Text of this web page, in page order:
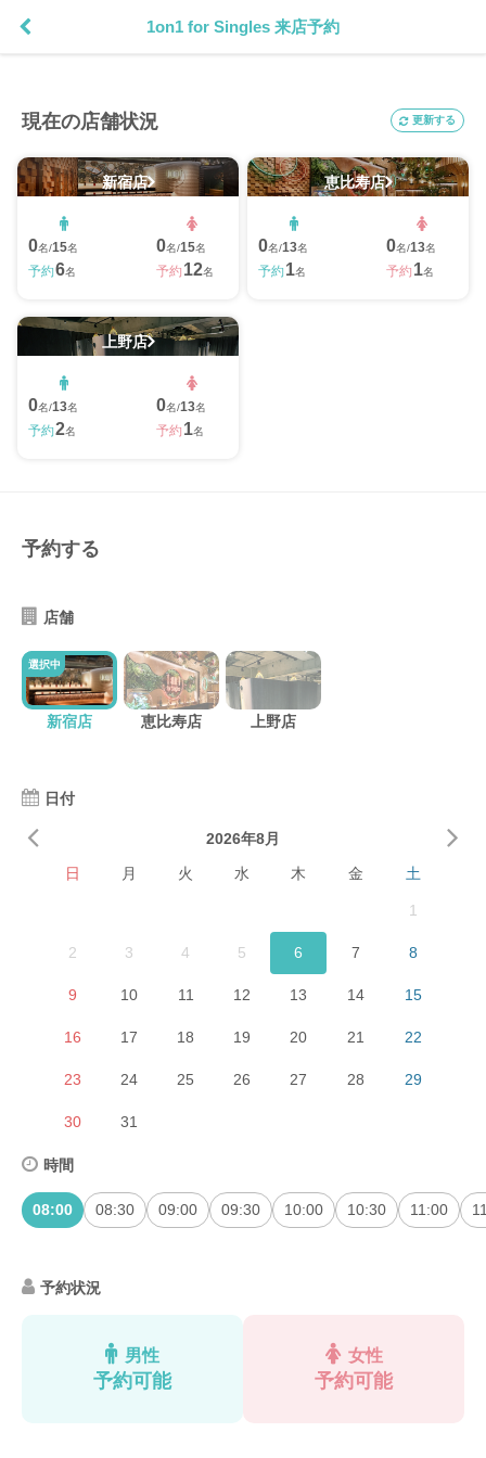
1on1 for Singles 来店予約
現在の店舗状況 更新する
新宿店
0名/15名
予約6名
0名/15名
予約 12名
恵比寿店
0名/13名
予約1名
0名/13名
予約 1名
上野店
0名/13名
予約2名
0名/13名
予約 1名
予約する
店舗
新宿店
選択中
恵比寿店 上野店
日付
2026年8月
日
月 火 水 木 金 土
1
2 3 4 5 6 7 8
9 10 11 12 13 14 15
16 17 18 19 20 21 22
23 24 25 26 27 28 29
30 31
時間
08:00 08:30 09:00 09:30 10:00 10:30 11:00
予約状況
男性
予約可能
女性
予約可能